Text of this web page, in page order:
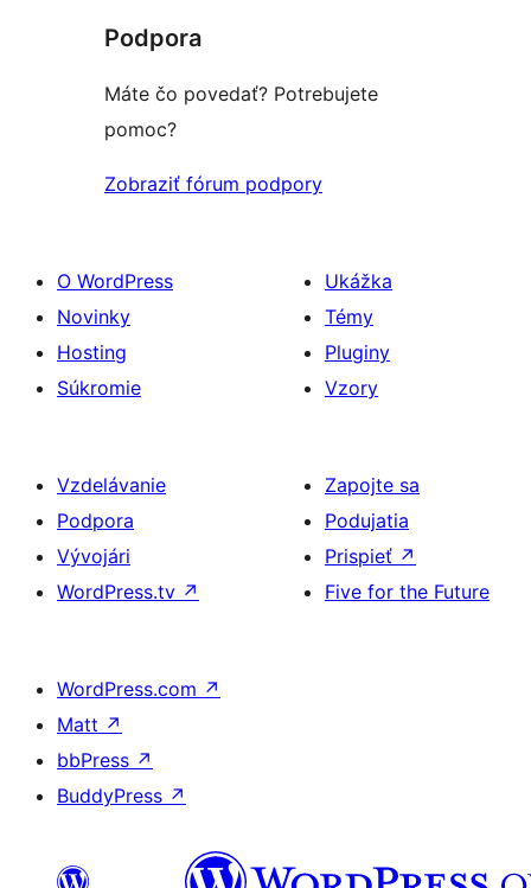
Podpora
Máte čo povedať? Potrebujete
pomoc?
Zobraziť fórum podpory
O WordPress
Novinky
Hosting
Súkromie
Ukážka
Témy
Pluginy
Vzory
Vzdelávanie
Podpora
Vývojári
WordPress.tv ↗
Zapojte sa
Podujatia
Prispieť ↗
Five for the Future
WordPress.com ↗
Matt ↗
bbPress ↗
BuddyPress ↗